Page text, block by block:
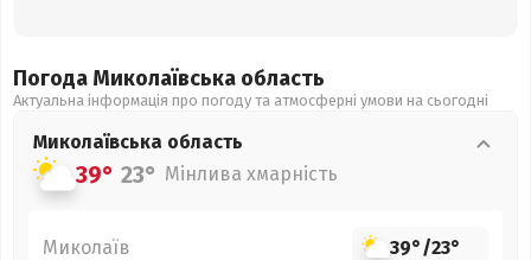
Погода Миколаївська область
Актуальна інформація про погоду та атмосферні умови на сьогодні
Миколаївська область
39° 23° Мінлива хмарність
Миколаїв 39°/23°